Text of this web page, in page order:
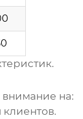
внимание на: